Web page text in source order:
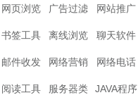
网页浏览 广告过滤 网站推广
书签工具 离线浏览 聊天软件
邮件收发 网络营销 网络电话
阅读工具 服务器类 JAVA程序